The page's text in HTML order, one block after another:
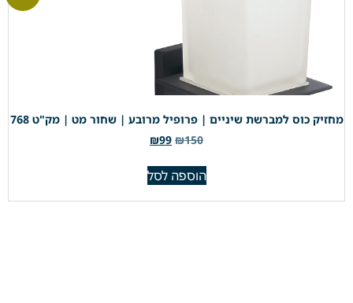
מחזיק כוס למברשת שיניים | פרופיל מרובע | שחור מט | מק"ט 768
₪150
₪99
הוספה לסל